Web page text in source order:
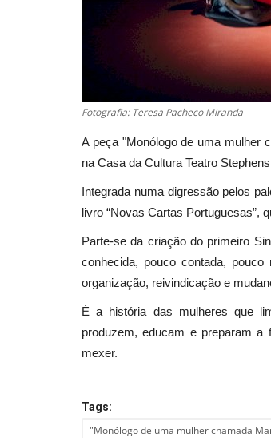
Fotografia: Teresa Pacheco Miranda
A peça "Monólogo de uma mulher
na Casa da Cultura Teatro
Integrada numa digressão pelos
livro “Novas Cartas Portuguesas”,
Parte-se da criação do primeiro
conhecida, pouco contada,
organização, reivindicação e
É a história das mulheres que
produzem, educam e preparam
mexer.
Tags:
"Monólogo de uma mulher chamada